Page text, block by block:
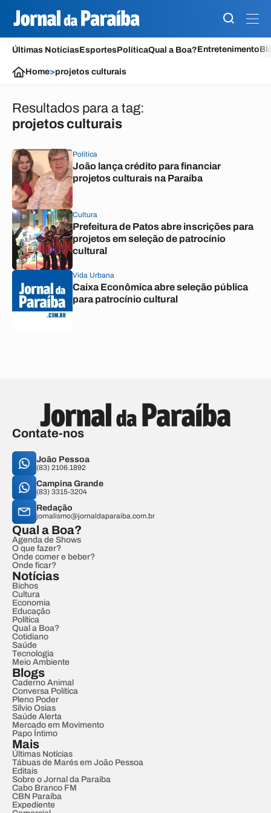
Últimas NotíciasEsportesPolíticaQual a Boa?Entretenimento
Home>projetos culturais
Resultados para a tag:
projetos culturais
Política
João lança crédito para financiar
projetos culturais na Paraíba
Cultura
Prefeitura de Patos abre inscrições para
projetos em seleção de patrocínio
cultural
Vida Urbana
Caixa Econômica abre seleção pública
para patrocínio cultural
Contate-nos
João Pessoa
(83) 2106.1892
Campina Grande
(83) 3315-3204
Redação
jornalismo@jornaldaparaiba.com.br
Qual a Boa?
Agenda de Shows
O que fazer?
Onde comer e beber?
Onde ficar?
Notícias
Bichos
Cultura
Economia
Educação
Política
Qual a Boa?
Cotidiano
Saúde
Tecnologia
Meio Ambiente
Blogs
Caderno Animal
Conversa Política
Pleno Poder
Sílvio Osias
Saúde Alerta
Mercado em Movimento
Papo Íntimo
Mais
Últimas Notícias
Tábuas de Marés em João Pessoa
Editais
Sobre o Jornal da Paraíba
Cabo Branco FM
CBN Paraíba
Expediente